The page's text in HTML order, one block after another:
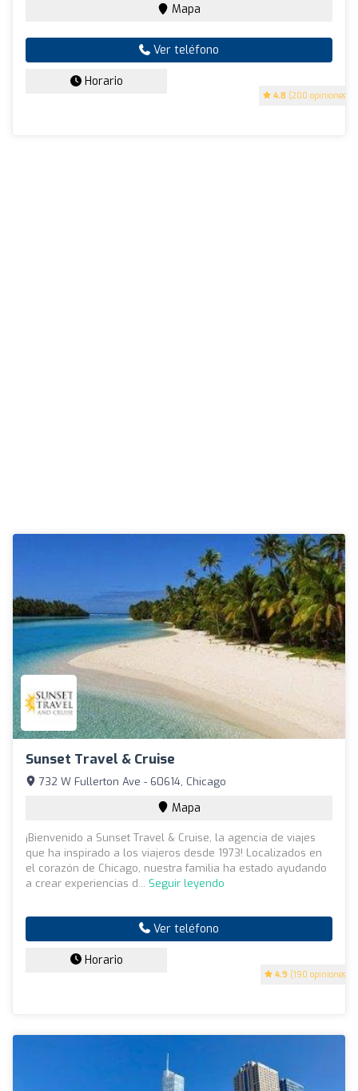
4.8 (200 opiniones)
Mapa
Ver teléfono
Horario
Sunset Travel & Cruise
4.9 (190 opiniones)
732 W Fullerton Ave - 60614, Chicago
Mapa
¡Bienvenido a Sunset Travel & Cruise, la agencia de viajes
que ha inspirado a los viajeros desde 1973! Localizados en
el corazón de Chicago, nuestra familia ha estado ayudando
a crear experiencias d... Seguir leyendo
Ver teléfono
Horario